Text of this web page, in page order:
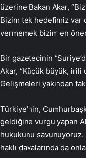
üzerine Bakan Akar,
Bizim tek hedefimiz var
vermemek bizim en
Bir gazetecinin
Akar, “Küçük büyük, irili
Gelişmeleri yakından
Türkiye’nin,
geldiğine vurgu yapan
hukukunu
haklı davalarında da